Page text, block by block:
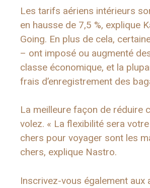
Les tarifs aériens intérieurs
en hausse de 7,5 %, explique
Going. En plus de cela,
– ont imposé ou augmenté
classe économique, et la
frais d’enregistrement des
La meilleure façon de réduire
volez. « La flexibilité sera
chers pour voyager sont les
chers, explique Nastro.
Inscrivez-vous également aux